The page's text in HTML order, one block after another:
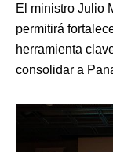
El ministro Julio
permitirá
herramienta
consolidar a